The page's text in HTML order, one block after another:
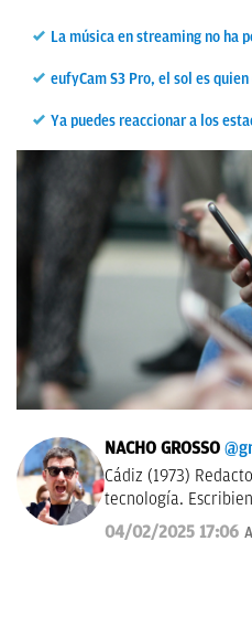
La música en streaming no ha
eufyCam S3 Pro, el sol es
Ya puedes reaccionar a los
NACHO GROSSO
Cádiz (1973)
tecnología. Escribiendo profesionalmente desde
2017 para medios
04/02/2025 17:06